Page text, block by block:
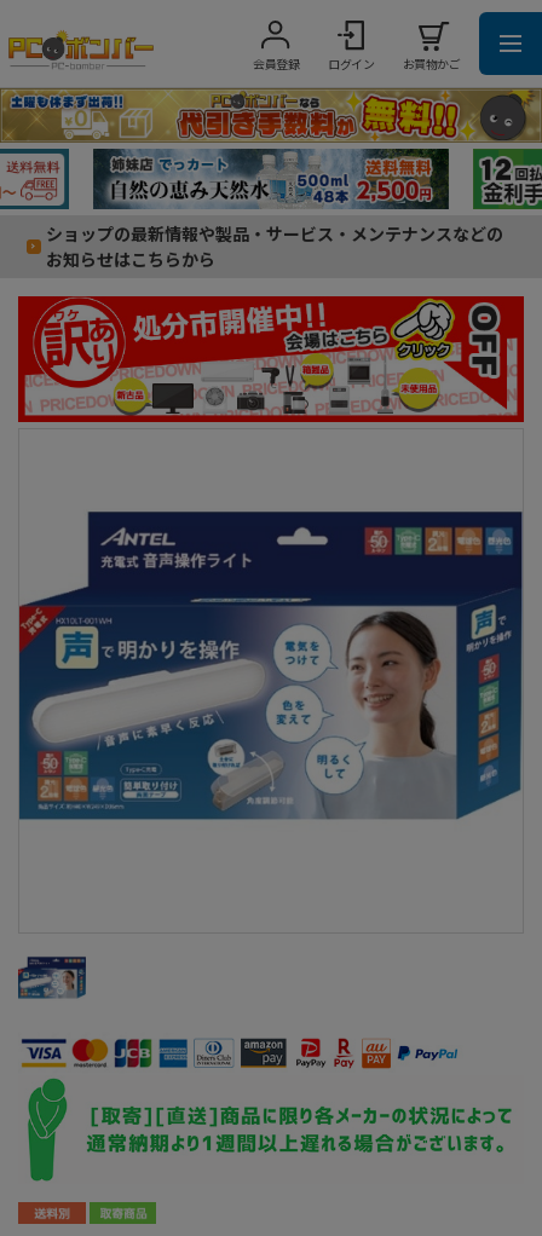
会員登録 ログイン お買物かご
ショップの最新情報や製品・サービス・メンテナンスなどの
お知らせはこちらから